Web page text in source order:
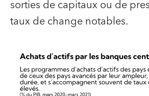
sorties de capitaux ou de
taux de change notables.